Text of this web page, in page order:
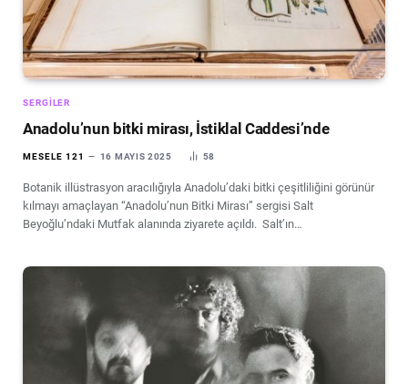
SERGILER
Anadolu’nun bitki mirası, İstiklal Caddesi’nde
MESELE 121 16 MAYIS 2025 58
Botanik illüstrasyon aracılığıyla Anadolu’daki bitki çeşitliliğini görünür
kılmayı amaçlayan “Anadolu’nun Bitki Mirası” sergisi Salt
Beyoğlu’ndaki Mutfak alanında ziyarete açıldı. Salt’ın…